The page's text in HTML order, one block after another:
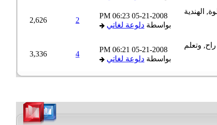
05-21-2008
06:23 PM
بواسطةدلوعة لغاتي
2,626
05-21-2008
06:21 PM
بواسطةدلوعة لغاتي
3,336